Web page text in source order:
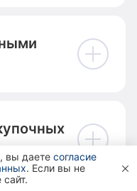
вы даете согласие
. Если вы не
